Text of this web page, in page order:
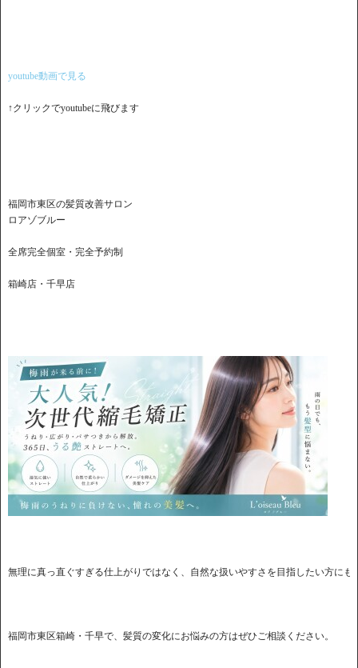
youtube動画で見る
↑クリックでyoutubeに飛びます
福岡市東区の髪質改善サロン
ロアゾブルー
全席完全個室・完全予約制
箱崎店・千早店